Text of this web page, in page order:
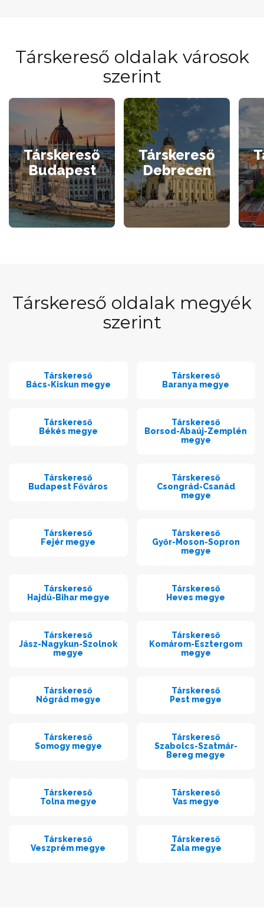
Társkereső oldalak városok
szerint
Társkereső
Budapest
Társkereső
Debrecen
Társkereső oldalak megyék
szerint
Társkereső
Bács-Kiskun megye
Társkereső
Baranya megye
Társkereső
Békés megye
Társkereső
Borsod-Abaúj-Zemplén
megye
Társkereső
Budapest Főváros
Társkereső
Csongrád-Csanád
megye
Társkereső
Fejér megye
Társkereső
Győr-Moson-Sopron
megye
Társkereső
Hajdú-Bihar megye
Társkereső
Heves megye
Társkereső
Jász-Nagykun-Szolnok
megye
Társkereső
Komárom-Esztergom
megye
Társkereső
Nógrád megye
Társkereső
Pest megye
Társkereső
Somogy megye
Társkereső
Szabolcs-Szatmár-
Bereg megye
Társkereső
Tolna megye
Társkereső
Vas megye
Társkereső
Veszprém megye
Társkereső
Zala megye